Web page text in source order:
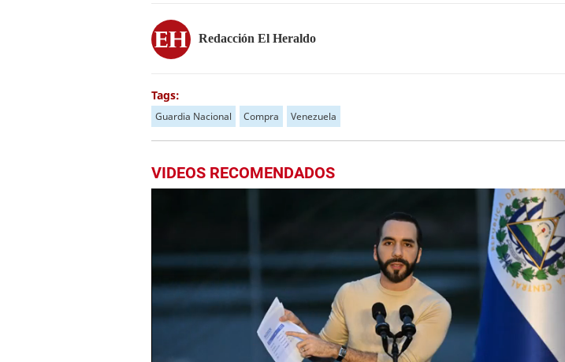
Redacción El Heraldo
Tags:
Guardia Nacional Compra Venezuela
VIDEOS RECOMENDADOS